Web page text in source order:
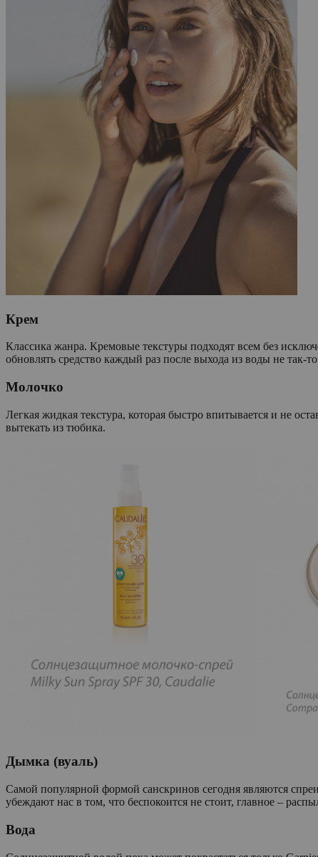
Крем
Классика жанра. Кремовые текстуры подходят всем без
обновлять средство каждый раз после выхода из воды не
Молочко
Легкая жидкая текстура, которая быстро впитывается и не
вытекать из тюбика.
Дымка (вуаль)
Самой популярной формой санскринов сегодня являются
убеждают нас в том, что беспокоится не стоит, главное –
Вода